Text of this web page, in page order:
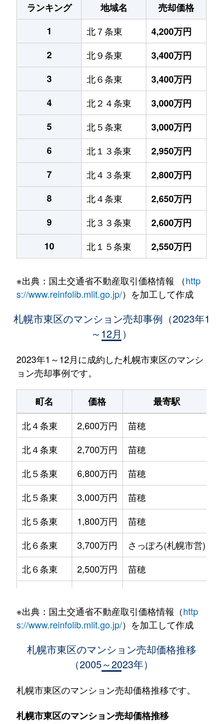
ランキング
地域名
売却価格
1
北７条東
4,200万円
2
北９条東
3,400万円
3
北６条東
3,400万円
4
北２４条東
3,000万円
5
北５条東
3,000万円
6
北１３条東
2,950万円
7
北４３条東
2,800万円
8
北４条東
2,650万円
9
北３３条東
2,600万円
10
北１５条東 2,550万円
※出典：国土交通省不動産取引価格情報 （http
s://www.reinfolib.mlit.go.jp/）を加工して作成
札幌市東区のマンション売却事例（2023年1
～12月）
2023年1～12月に成約した札幌市東区のマンシ
ョン売却事例です。
町名 価格 最寄駅
北４条東
2,600万円 苗穂
北４条東
2,700万円 苗穂
北５条東
6,800万円 苗穂
北５条東
3,000万円 苗穂
北５条東
1,800万円 苗穂
北６条東
3,700万円 さっぽろ(札幌市営)
北６条東
2,500万円 苗穂
北６条東
3,400万円 東区役所前
3,700万円 東区役所前
北６条東
3,400万円 東区役所前
北７条東
4,900万円 札幌(ＪＲ)
※出典：国土交通省不動産取引価格情報（http
s://www.reinfolib.mlit.go.jp/）を加工して作成
札幌市東区のマンション売却価格推移
（2005～2023年）
札幌市東区のマンション売却価格推移です。
札幌市東区のマンション売却価格推移